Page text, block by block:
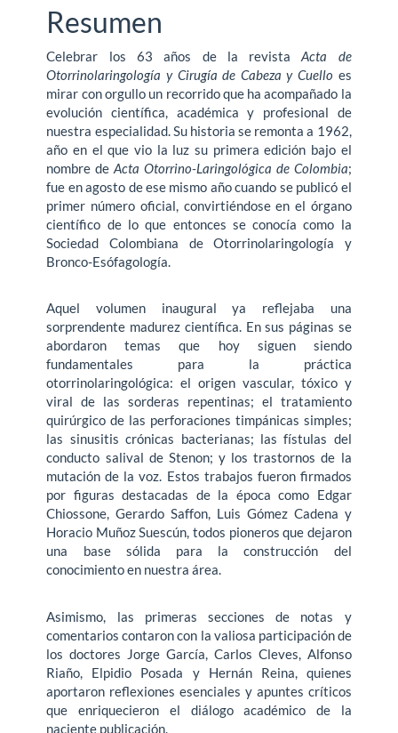
artículo
Resumen
Celebrar los 63 años de la revistaActa de
Otorrinolaringología y Cirugía de Cabeza y Cuello es
mirar con orgullo un reco­rrido que ha acompañado la
evolución científica, académica y profesional de
nuestra especialidad. Su historia se remonta a 1962,
año en el que vio la luz su primera edición bajo el
nombre deActa Otorrino-Laringológica de Colombia;
fue en agosto de ese mismo año cuando se publicó el
primer número oficial, convirtiéndose en el órgano
científico de lo que entonces se conocía como la
Sociedad Colombiana de Otorrinolaringología y
Bronco-Esófagología.
Aquel volumen inaugural ya reflejaba una
sorprendente madurez científica. En sus páginas se
abordaron temas que hoy si­guen siendo
fundamentales para la práctica
otorrinolaringológica: el origen vascular, tóxico y
viral de las sorderas repentinas; el tratamiento
quirúrgico de las perforaciones timpánicas simples;
las sinusitis crónicas bacterianas; las fístulas del
conducto salival de Stenon; y los trastornos de la
mutación de la voz. Estos trabajos fueron firmados
por figuras destacadas de la época como Edgar
Chiossone, Gerardo Saffon, Luis Gómez Cadena y
Horacio Muñoz Suescún, todos pioneros que dejaron
una base sólida para la construcción del
conocimiento en nuestra área.
Asimismo, las primeras secciones de notas y
comentarios contaron con la valiosa participación de
los doctores Jorge García, Carlos Cleves, Alfonso
Riaño, Elpidio Posada y Hernán Reina, quienes
aportaron reflexiones esenciales y apuntes críticos
que enriquecieron el diálogo académico de la
naciente publicación.